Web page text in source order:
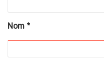
Nom *